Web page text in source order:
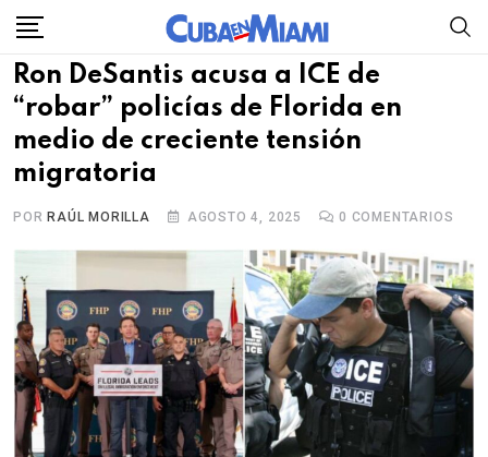
Skip
content
Ron DeSantis acusa a ICE de
“robar” policías de Florida en
medio de creciente tensión
migratoria
POR RAÚL MORILLA AGOSTO 4, 2025 0 COMENTARIOS